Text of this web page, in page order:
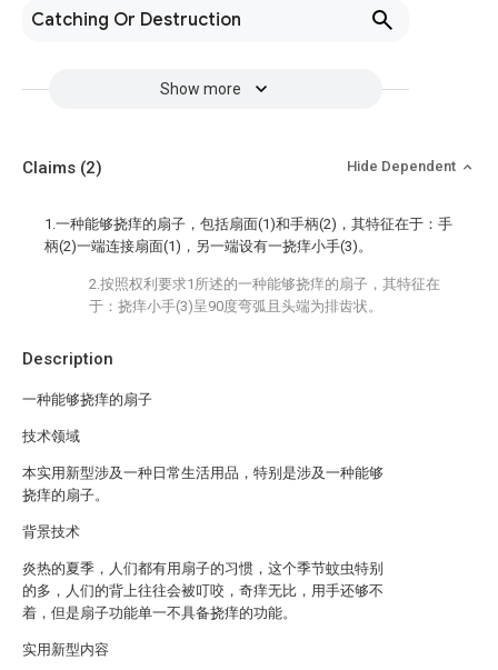
Catching Or Destruction
Show more
Description
一种能够挠痒的扇子
技术领域
本实用新型涉及一种日常生活用品，特别是涉及一种能够
挠痒的扇子。
背景技术
炎热的夏季，人们都有用扇子的习惯，这个季节蚊虫特别
的多，人们的背上往往会被叮咬，奇痒无比，用手还够不
着，但是扇子功能单一不具备挠痒的功能。
实用新型内容
Claims (2) Hide Dependent
1.一种能够挠痒的扇子，包括扇面(1)和手柄(2)，其特征在于：手
柄(2)一端连接扇面(1)，另一端设有一挠痒小手(3)。
2.按照权利要求1所述的一种能够挠痒的扇子，其特征在
于：挠痒小手(3)呈90度弯弧且头端为排齿状。